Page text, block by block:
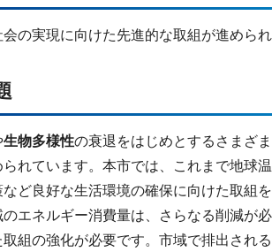
の実現に向けた先進的な取組が進めら
生物多様性の衰退をはじめとするさまざ
れています。本市では、これまで地球
ど良好な生活環境の確保に向けた取組を
のエネルギー消費量は、さらなる削減が
組の強化が必要です。市域で排出され